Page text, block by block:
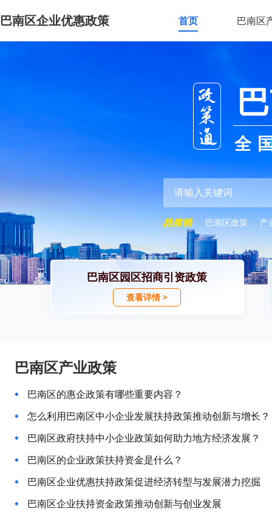
巴南区企业优惠政策 首页 巴南区
全
巴南区政策 产
巴南区园区招商引资政策
查看详情 >
巴南区产业政策
巴南区的惠企政策有哪些重要内容？
怎么利用巴南区中小企业发展扶持政策推动创新与增长？
巴南区政府扶持中小企业政策如何助力地方经济发展？
巴南区的企业政策扶持资金是什么？
巴南区企业优惠扶持政策促进经济转型与发展潜力挖掘
巴南区企业扶持资金政策推动创新与创业发展